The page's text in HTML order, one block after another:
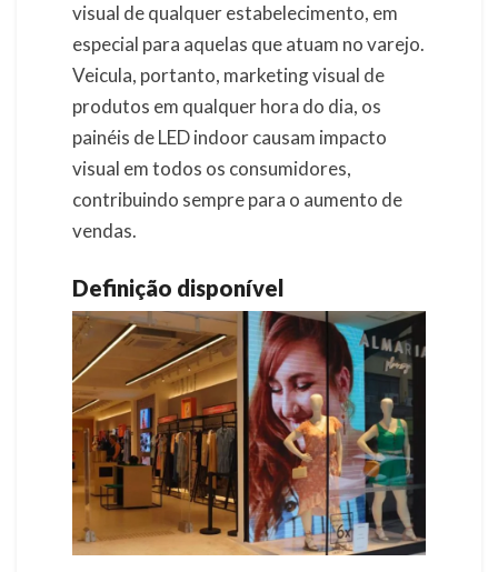
visual de qualquer estabelecimento, em
especial para aquelas que atuam no varejo.
Veicula, portanto, marketing visual de
produtos em qualquer hora do dia, os
painéis de LED indoor causam impacto
visual em todos os consumidores,
contribuindo sempre para o aumento de
vendas.
Definição disponível